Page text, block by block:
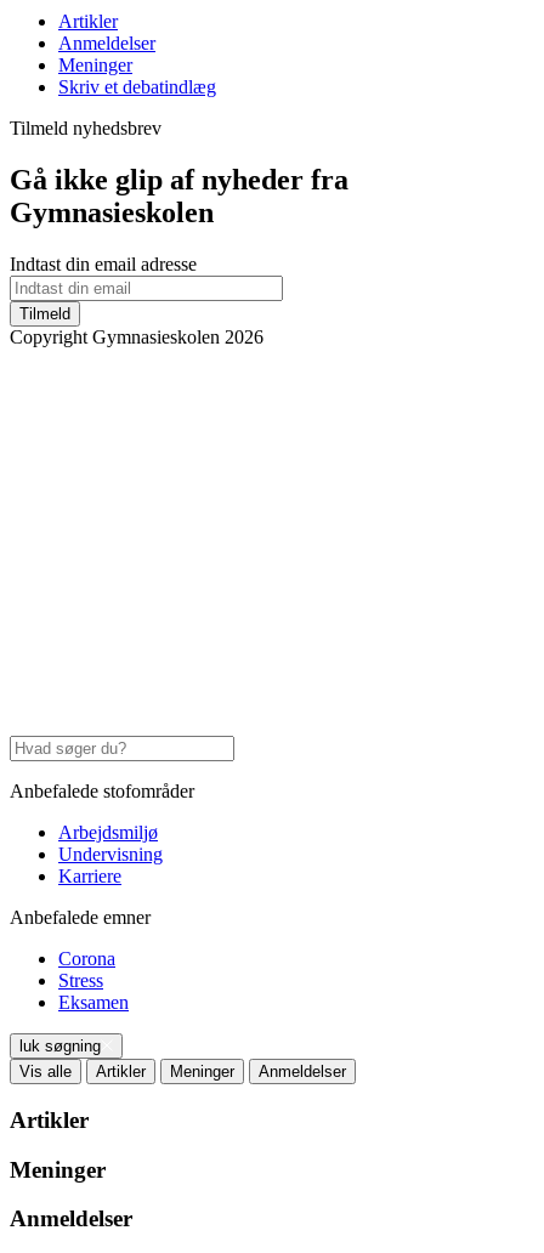
Artikler
Anmeldelser
Meninger
Skriv et debatindlæg
Tilmeld nyhedsbrev
Gå ikke glip af nyheder fra
Gymnasieskolen
Indtast din email adresse
Tilmeld
Copyright Gymnasieskolen 2026
Anbefalede stofområder
Arbejdsmiljø
Undervisning
Karriere
Anbefalede emner
Corona
Stress
Eksamen
luk søgning
Vis alle
Artikler Meninger Anmeldelser
Artikler
Meninger
Anmeldelser